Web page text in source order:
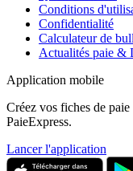
Conditions
Confidentialité
Calculateur de
Actualités paie &
Application mobile
Créez vos fiches de
PaieExpress.
Lancer l'application